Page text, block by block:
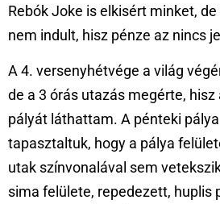
Rebók Joke is elkisért minket,
nem indult, hisz pénze az nincs
A 4. versenyhétvége a világ
de a 3 órás utazás megérte,
pályát láthattam. A pénteki
tapasztaltuk, hogy a pálya
utak színvonalával sem
sima felülete, repedezett, huplis